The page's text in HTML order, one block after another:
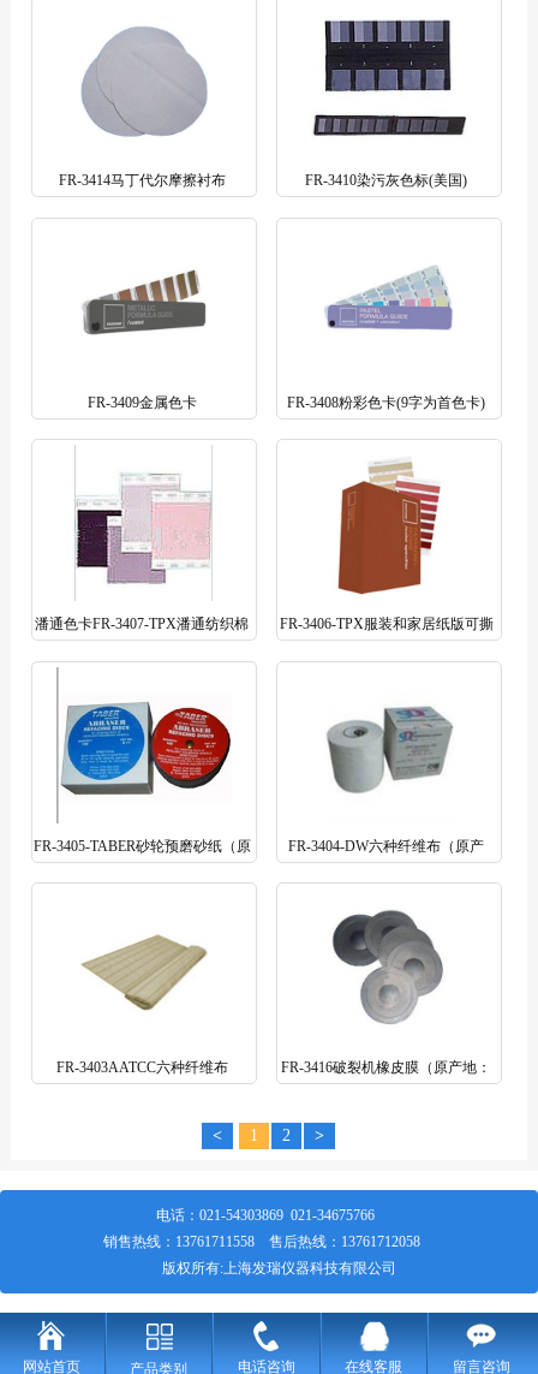
FR-3414马丁代尔摩擦衬布 FR-3410染污灰色标(美国)
FR-3409金属色卡 FR-3408粉彩色卡(9字为首色卡)
潘通色卡FR-3407-TPX潘通纺织棉
FR-3406-TPX服装和家居纸版可撕
FR-3405-TABER砂轮预磨砂纸（原
FR-3404-DW六种纤维布（原产
FR-3403AATCC六种纤维布
FR-3416破裂机橡皮膜（原产地：
< 1 2 >
电话： 021-54303869 021-34675766
销售热线： 13761711558 售后热线： 13761712058
版权所有:上海发瑞仪器科技有限公司
网站首页 产品类别 电话咨询 在线客服 留言咨询